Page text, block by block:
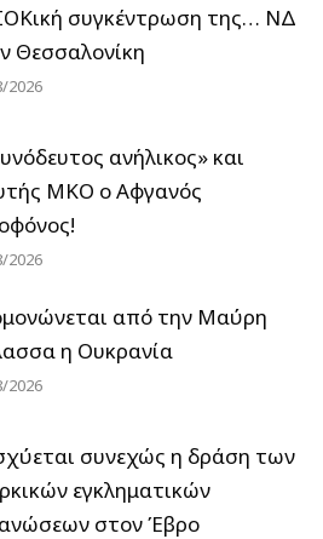
συγκέντρωση της… ΝΔ
Θεσσαλονίκη
2026
ανήλικος» και
ΜΚΟ ο Αφγανός
2026
από την Μαύρη
η Ουκρανία
2026
συνεχώς η δράση των
εγκληματικών
στον Έβρο